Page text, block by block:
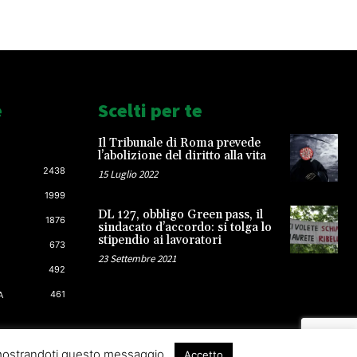
2438
1999
1876
673
492
461
Scelti per te
Il Tribunale di Roma prevede
l’abolizione del diritto alla vita
15 Luglio 2022
DL 127, obbligo Green pass, il
sindacato d’accordo: si tolga lo
stipendio ai lavoratori
23 Settembre 2021